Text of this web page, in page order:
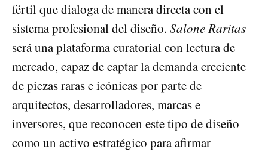
fértil que dialoga de manera directa con el
sistema profesional del diseño. Salone Raritas
será una plataforma curatorial con lectura de
mercado, capaz de captar la demanda creciente
de piezas raras e icónicas por parte de
arquitectos, desarrolladores, marcas e
inversores, que reconocen este tipo de diseño
como un activo estratégico para afirmar